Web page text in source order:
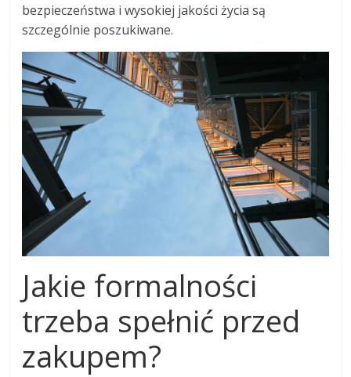
bezpieczeństwa i wysokiej jakości życia są
szczególnie poszukiwane.
Jakie formalności
trzeba spełnić przed
zakupem?